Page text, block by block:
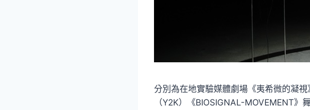
分別為在地實驗媒體劇場《夷希微的凝
（Y2K）《BIOSIGNAL-MOVEMENT